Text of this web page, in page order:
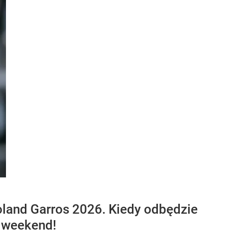
Garros 2026. Kiedy odbędzie